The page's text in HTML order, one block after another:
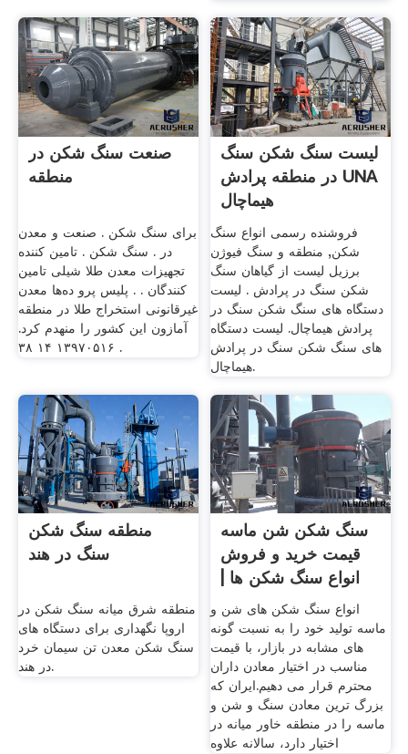
صنعت سنگ شکن در
منطقه
برای سنگ شکن . صنعت و معدن
در . سنگ شکن . تامین کننده
تجهیزات معدن طلا شیلی تامین
کنندگان . . پلیس پرو ده‌ها معدن
غیرقانونی استخراج طلا در منطقه
آمازون این کشور را منهدم کرد.
۱۳۹۷۰۵۱۶ ۱۴ ۳۸ .
لیست سنگ شکن سنگ
در منطقه پرادش UNA
هیماچال
فروشنده رسمی انواع سنگ
شکن, منطقه و سنگ فیوژن
برزیل لیست از گیاهان سنگ
شکن سنگ در پرادش . لیست
دستگاه های سنگ شکن سنگ در
پرادش هیماچال. لیست دستگاه
های سنگ شکن سنگ در پرادش
هیماچال.
منطقه سنگ شکن
سنگ در هند
منطقه شرق میانه سنگ شکن در
اروپا نگهداری برای دستگاه های
سنگ شکن معدن تن سیمان خرد
در هند.
سنگ شکن شن ماسه
قیمت خرید و فروش
انواع سنگ شکن ها |
سنگ
انواع سنگ شکن های شن و
ماسه تولید خود را به نسبت گونه
های مشابه در بازار، با قیمت
مناسب در اختیار معادن داران
محترم قرار می دهیم.ایران که
بزرگ ترین معادن سنگ و شن و
ماسه را در منطقه خاور میانه در
اختیار دارد، سالانه علاوه